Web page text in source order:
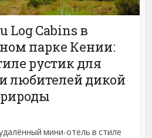
Log Cabins в
парке Кении:
рустик для
любителей дикой
мини-отель в стиле